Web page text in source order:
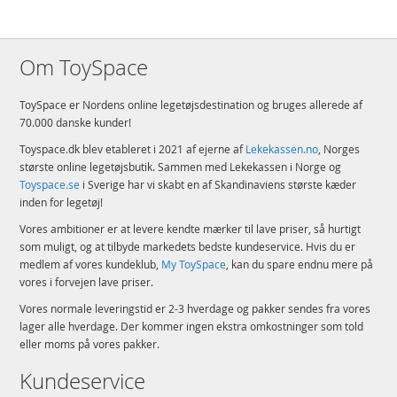
Om ToySpace
ToySpace er Nordens online legetøjsdestination og bruges allerede af
70.000 danske kunder!
Toyspace.dk blev etableret i 2021 af ejerne afLekekassen.no, Norges
største online legetøjsbutik. Sammen med Lekekassen i Norge og
Toyspace.se i Sverige har vi skabt en af Skandinaviens største kæder
inden for legetøj!
Vores ambitioner er at levere kendte mærker til lave priser, så hurtigt
som muligt, og at tilbyde markedets bedste kundeservice. Hvis du er
medlem af vores kundeklub, My ToySpace, kan du spare endnu mere på
vores i forvejen lave priser.
Vores normale leveringstid er 2-3 hverdage og pakker sendes fra vores
lager alle hverdage. Der kommer ingen ekstra omkostninger som told
eller moms på vores pakker.
Kundeservice